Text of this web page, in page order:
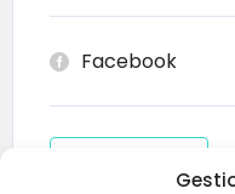
Facebook